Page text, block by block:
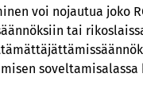
voi nojautua joko
tai